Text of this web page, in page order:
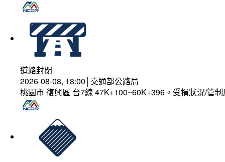
道路封閉
2026-08-08, 18:00│交通部公路局
桃園市 復興區 台7線 47K+100~60K+396。受損狀況/管